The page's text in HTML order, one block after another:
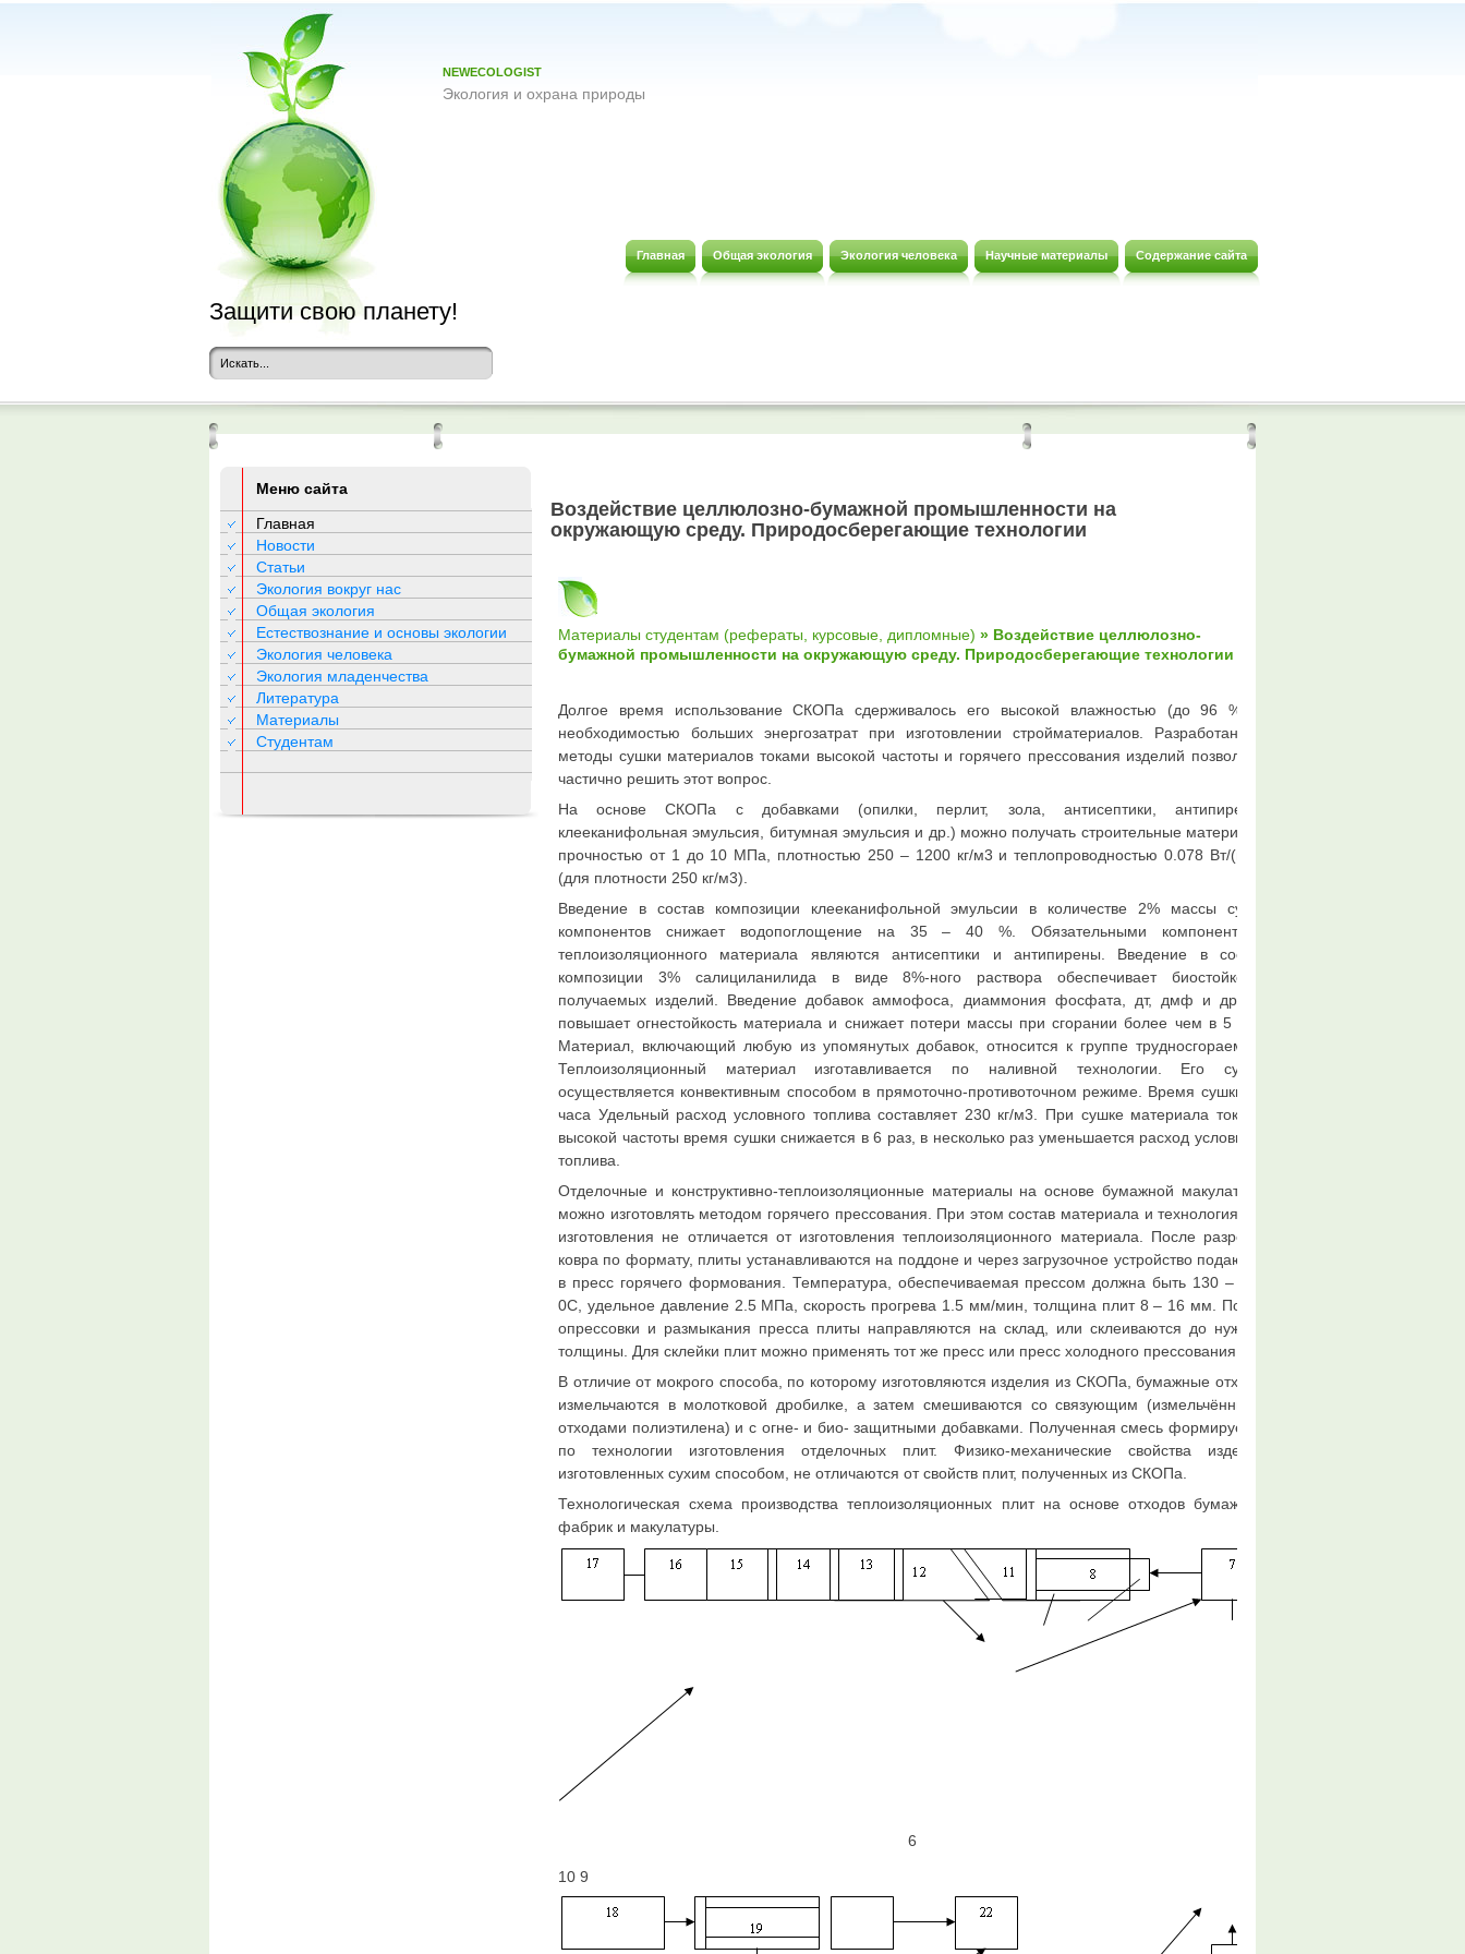
NEWECOLOGIST
Экология и охрана природы
Главная Общая экология Экология человека Научные материалы Содержание сайта
Защити свою планету!
Меню сайта
Главная
Новости
Статьи
Экология вокруг нас
Общая экология
Естествознание и основы экологии
Экология человека
Экология младенчества
Литература
Материалы
Студентам
Воздействие целлюлозно-бумажной промышленности на
окружающую среду. Природосберегающие технологии
Материалы студентам (рефераты, курсовые, дипломные) » Воздействие целлюлозно-
бумажной промышленности на окружающую среду. Природосберегающие технологии
Долгое время использование СКОПа сдерживалось его высокой влажностью (до 96 %) и
необходимостью больших энергозатрат при изготовлении стройматериалов. Разработанные
методы сушки материалов токами высокой частоты и горячего прессования изделий позволили
частично решить этот вопрос.
На основе СКОПа с добавками (опилки, перлит, зола, антисептики, антипирены,
клееканифольная эмульсия, битумная эмульсия и др.) можно получать строительные материалы
прочностью от 1 до 10 МПа, плотностью 250 – 1200 кг/м3 и теплопроводностью 0.078 Вт/(м*К)
(для плотности 250 кг/м3).
Введение в состав композиции клееканифольной эмульсии в количестве 2% массы сухих
компонентов снижает водопоглощение на 35 – 40 %. Обязательными компонентами
теплоизоляционного материала являются антисептики и антипирены. Введение в состав
композиции 3% салициланилида в виде 8%-ного раствора обеспечивает биостойкость
получаемых изделий. Введение добавок аммофоса, диаммония фосфата, дт, дмф и других
повышает огнестойкость материала и снижает потери массы при сгорании более чем в 5 раз.
Материал, включающий любую из упомянутых добавок, относится к группе трудносгораемых.
Теплоизоляционный материал изготавливается по наливной технологии. Его сушка
осуществляется конвективным способом в прямоточно-противоточном режиме. Время сушки 24
часа Удельный расход условного топлива составляет 230 кг/м3. При сушке материала токами
высокой частоты время сушки снижается в 6 раз, в несколько раз уменьшается расход условного
топлива.
Отделочные и конструктивно-теплоизоляционные материалы на основе бумажной макулатуры
можно изготовлять методом горячего прессования. При этом состав материала и технология его
изготовления не отличается от изготовления теплоизоляционного материала. После разрезки
ковра по формату, плиты устанавливаются на поддоне и через загрузочное устройство подаются
в пресс горячего формования. Температура, обеспечиваемая прессом должна быть 130 – 140
0С, удельное давление 2.5 МПа, скорость прогрева 1.5 мм/мин, толщина плит 8 – 16 мм. После
опрессовки и размыкания пресса плиты направляются на склад, или склеиваются до нужной
толщины. Для склейки плит можно применять тот же пресс или пресс холодного прессования.
В отличие от мокрого способа, по которому изготовляются изделия из СКОПа, бумажные отходы
измельчаются в молотковой дробилке, а затем смешиваются со связующим (измельчёнными
отходами полиэтилена) и с огне- и био- защитными добавками. Полученная смесь формируется
по технологии изготовления отделочных плит. Физико-механические свойства изделий
изготовленных сухим способом, не отличаются от свойств плит, полученных из СКОПа.
Технологическая схема производства теплоизоляционных плит на основе отходов бумажных
фабрик и макулатуры.
6
10 9